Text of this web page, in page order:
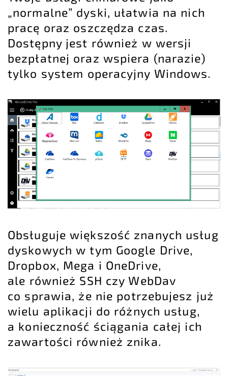
„normalne” dyski, ułatwia na nich
pracę oraz oszczędza czas.
Dostępny jest również w wersji
bezpłatnej oraz wspiera (narazie)
tylko system operacyjny Windows.
Obsługuje większość znanych usług
dyskowych w tym Google Drive,
Dropbox, Mega i OneDrive,
ale również SSH czy WebDav
co sprawia, że nie potrzebujesz już
wielu aplikacji do różnych usług,
a konieczność ściągania całej ich
zawartości również znika.